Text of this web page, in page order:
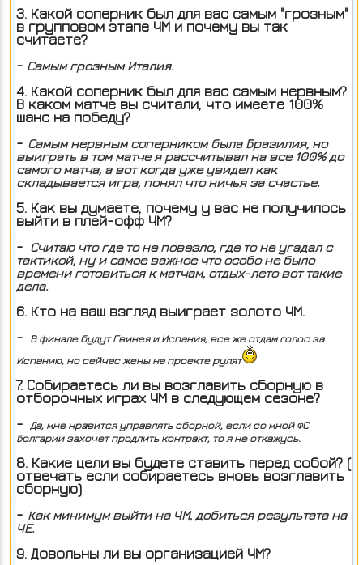
3. Какой соперник был для вас самым "грозным"
в групповом этапе ЧМ и почему вы так
считаете?
- Самым грозным Италия.
4. Какой соперник был для вас самым нервным?
В каком матче вы считали, что имеете 100%
шанс на победу?
- Самым нервным соперником была Бразилия, но
выиграть в том матче я рассчитывал на все 100% до
самого матча, а вот когда уже увидел как
складывается игра, понял что ничья за счастье.
5. Как вы думаете, почему у вас не получилось
выйти в плей-офф ЧМ?
- Считаю что где то не повезло, где то не угадал с
тактикой, ну и самое важное что особо не было
времени готовиться к матчам, отдых-лето вот такие
дела.
6. Кто на ваш взгляд выиграет золото ЧМ.
-
В финале будут Гвинея и Испания, все же отдам голос за
Испанию, но сейчас жены на проекте рулят
7. Собираетесь ли вы возглавить сборную в
отборочных играх ЧМ в следующем сезоне?
-
Да, мне нравится управлять сборной, если со мной ФС
Болгарии захочет продлить контракт, то я не откажусь.
8. Какие цели вы будете ставить перед собой? (
отвечать если собираетесь вновь возглавить
сборную)
- Как минимум выйти на ЧМ, добиться результата на
ЧЕ.
9. Довольны ли вы организацией ЧМ?